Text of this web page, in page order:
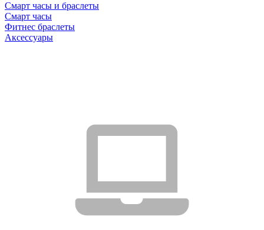
Смарт часы и браслеты
Смарт часы
Фитнес браслеты
Аксессуары